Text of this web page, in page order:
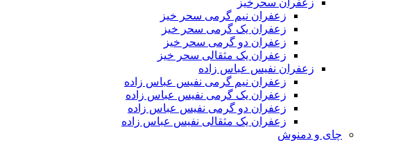
زعفران سحرخیز
زعفران نیم گرمی سحر خیز
زعفران یک گرمی سحر خیز
زعفران دو گرمی سحر خیز
زعفران یک مثقالی سحر خیز
زعفران نفیس عباس زاده
زعفران نیم گرمی نفیس عباس زاده
زعفران یک گرمی نفیس عباس زاده
زعفران دو گرمی نفیس عباس زاده
زعفران یک مثقالی نفیس عباس زاده
چای و دمنوش